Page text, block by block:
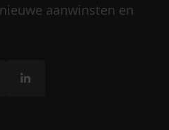
aanwinsten en